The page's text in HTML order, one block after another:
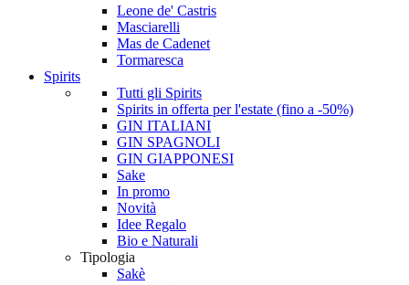
Leone de' Castris
Masciarelli
Mas de Cadenet
Tormaresca
Spirits
Tutti gli Spirits
Spirits in offerta per l'estate (fino a -50%)
GIN ITALIANI
GIN SPAGNOLI
GIN GIAPPONESI
Sake
In promo
Novità
Idee Regalo
Bio e Naturali
Tipologia
Sakè